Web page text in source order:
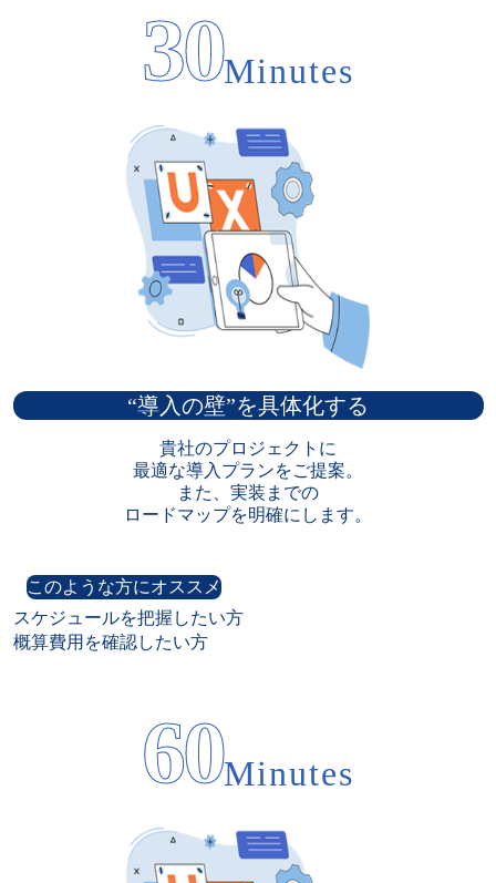
30Minutes
“導入の壁”を具体化する
貴社のプロジェクトに
最適な導入プランをご提案。
また、実装までの
ロードマップを明確にします。
このような方にオススメ
スケジュールを把握したい方
概算費用を確認したい方
60Minutes